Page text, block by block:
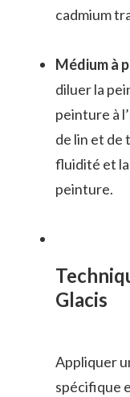
cadmium
Médium à
diluer la
peinture à
de lin et de
fluidité et
peinture.
Glacis
Appliquer
spécifique